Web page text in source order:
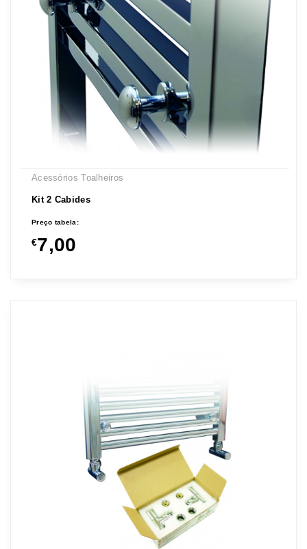
Acessórios Toalheiros
Kit 2 Cabides
Preço tabela:
€7,00